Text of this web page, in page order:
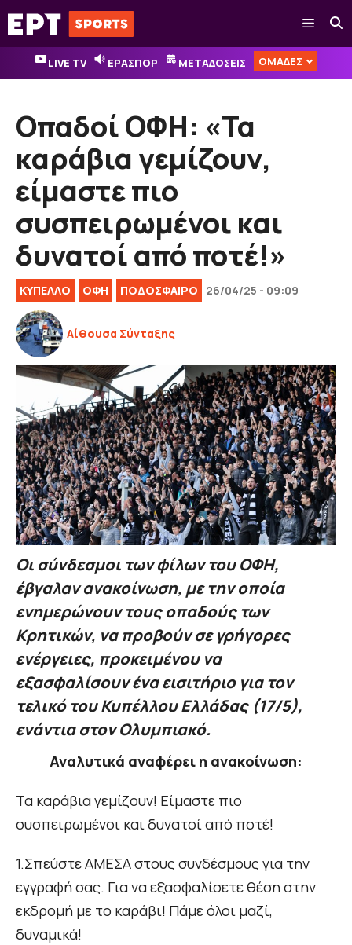
Μετάβαση
σε
περιεχόμενο
Μενού
LIVE TV ΕΡΑΣΠΟΡ ΜΕΤΑΔΟΣΕΙΣ ΟΜΑΔΕΣ
Οπαδοί ΟΦΗ: «Τα
καράβια γεμίζουν,
είμαστε πιο
συσπειρωμένοι και
δυνατοί από ποτέ!»
ΚΎΠΕΛΛΟ ΟΦΗ ΠΟΔΟΣΦΑΙΡΟ 26/04/25 - 09:09
Αίθουσα Σύνταξης
Οι σύνδεσμοι των φίλων του ΟΦΗ,
έβγαλαν ανακοίνωση, με την οποία
ενημερώνουν τους οπαδούς των
Κρητικών, να προβούν σε γρήγορες
ενέργειες, προκειμένου να
εξασφαλίσουν ένα εισιτήριο για τον
τελικό του Κυπέλλου Ελλάδας (17/5),
ενάντια στον Ολυμπιακό.
Αναλυτικά αναφέρει η ανακοίνωση:
Τα καράβια γεμίζουν! Είμαστε πιο
συσπειρωμένοι και δυνατοί από ποτέ!
1.Σπεύστε ΑΜΕΣΑ στους συνδέσμους για την
εγγραφή σας. Για να εξασφαλίσετε θέση στην
εκδρομή με το καράβι! Πάμε όλοι μαζί,
δυναμικά!